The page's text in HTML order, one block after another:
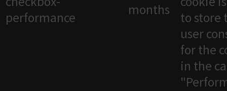
performance
months
to store
user
for the
in the